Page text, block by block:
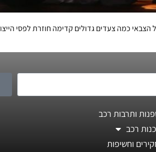
כמה צעדים גדולים קדימה חוזרת לפסי
ותרבות רכב
רכב
וחשיפות